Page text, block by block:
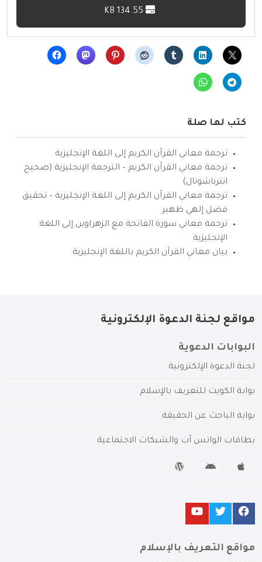
كتب لها صلة
ترجمة معاني القرآن الكريم إلى اللغة الإنجليزية
ترجمة معاني القرآن الكريم – الترجمة الإنجليزية (صحيح
انترناشونال)
ترجمة معاني القرآن الكريم إلى اللغة الإنجليزية – تحقيق
فضل إلهي ظهير
ترجمة معاني سورة الفاتحة مع الزهراوين إلى اللغة
الإنجليزية
بيان معاني القرآن الكريم باللغة الإنجليزية
مواقع لجنة الدعوة الإلكترونية
البوابات الدعوية
لجنة الدعوة الإلكترونية
بوابة الكويت للتعريف بالإسلام
بوابة الباحث عن الحقيقة
بطاقات الواتس آب والشبكات الاجتماعية
مواقع التعريف بالإسلام